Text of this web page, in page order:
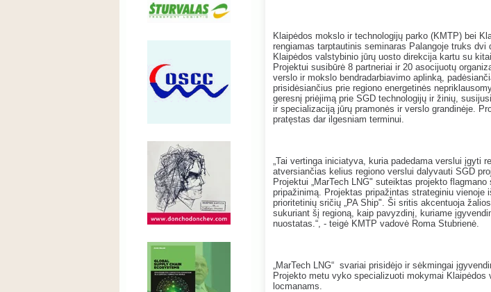
Klaipėdos mokslo ir technologijų parko (KMTP) bei
rengiamas tarptautinis seminaras Palangoje truks
Klaipėdos valstybinio jūrų uosto direkcija kartu su
Projektui susibūrė 8 partneriai ir 20 asocijuotų
verslo ir mokslo bendradarbiavimo aplinką,
prisidėsiančius prie regiono energetinės
geresnį priėjimą prie SGD technologijų ir žinių,
ir specializaciją jūrų pramonės ir verslo grandinėje.
pratęstas dar ilgesniam terminui.
„Tai vertinga iniciatyva, kuria padedama verslui įgyti
atversiančias kelius regiono verslui dalyvauti SGD
Projektui „MarTech LNG" suteiktas projekto
pripažinimą. Projektas pripažintas strateginiu vienoje
prioritetinių sričių „PA Ship". Ši sritis akcentuoja
sukuriant šį regioną, kaip pavyzdinį, kuriame
nuostatas.“, - teigė KMTP vadovė Roma Stubrienė.
„MarTech LNG“ svariai prisidėjo ir sėkmingai
Projekto metu vyko specializuoti mokymai Klaipėdos
locmanams.